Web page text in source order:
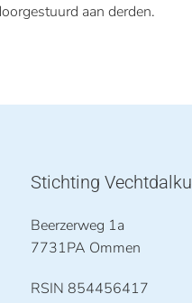
aan derden.
Stichting
Beerzerweg 1a
7731PA Ommen
RSIN 854456417